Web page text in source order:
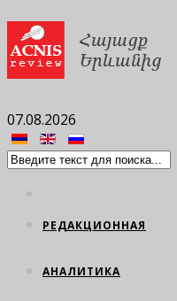
07.08.2026
РЕДАКЦИОННАЯ
АНАЛИТИКА